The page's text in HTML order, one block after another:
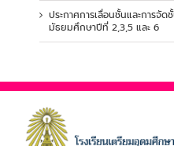
ประกาศการเลื่อนชั้นและการจั
มัธยมศึกษาปีที่ 2,3,5 และ 6